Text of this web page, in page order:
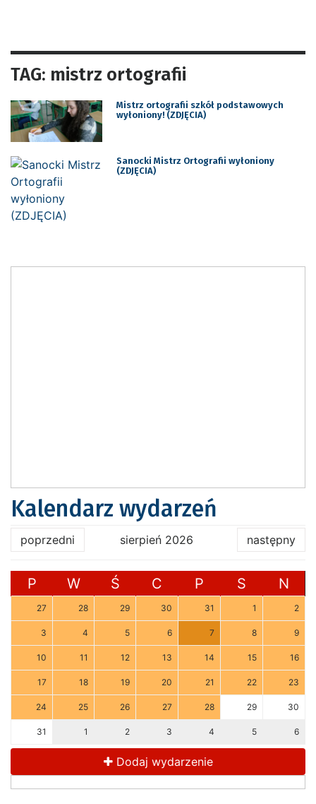
TAG: mistrz ortografii
Mistrz ortografii szkół podstawowych
wyłoniony! (ZDJĘCIA)
Sanocki Mistrz Ortografii wyłoniony
(ZDJĘCIA)
Kalendarz wydarzeń
poprzedni sierpień 2026 następny
P W Ś C P S N
27 28 29 30 31 1 2
3 4 5 6 7 8 9
10 11 12 13 14 15 16
17 18 19 20 21 22 23
24 25 26 27 28 29 30
31 1 2 3 4 5 6
Dodaj wydarzenie